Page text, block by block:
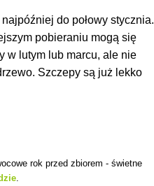
do połowy stycznia.
pobieraniu mogą się
w lutym lub marcu, ale nie
Szczepy są już lekko
rok przed zbiorem - świetne
.